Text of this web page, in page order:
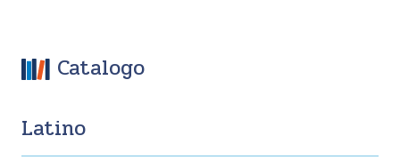
Catalogo
Latino